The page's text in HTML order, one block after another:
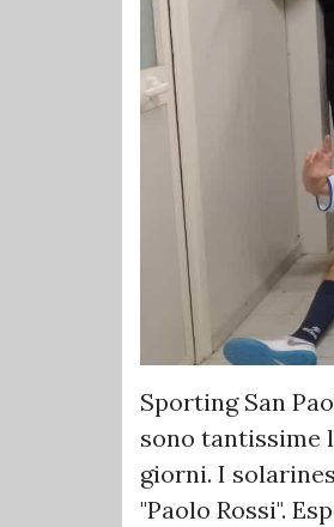
Sporting San
sono tantissime
giorni. I
"Paolo Rossi".